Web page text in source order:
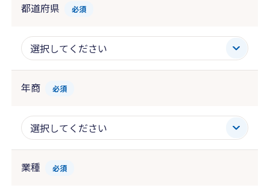
都道府県 必須
年商 必須
業種 必須